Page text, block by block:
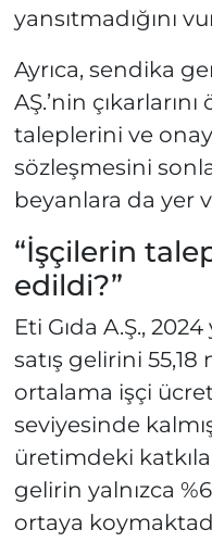
yansıtmadığını
Ayrıca, sendika
AŞ.’nin
taleplerini ve
sözleşmesini
beyanlara da yer
“İşçilerin
edildi?”
Eti Gıda A.Ş.,
satış gelirini 55,18
ortalama işçi
seviyesinde
üretimdeki
gelirin yalnızca
ortaya